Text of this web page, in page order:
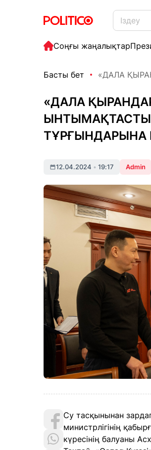
Соңғы жаңалықтар
Басты бет «ДАЛА
«ДАЛА
ТҰРҒЫНДАРЫНА
12.04.2024 • 19:17 Admin
Су тасқынынан
министрлігінің
күресінің балуаны